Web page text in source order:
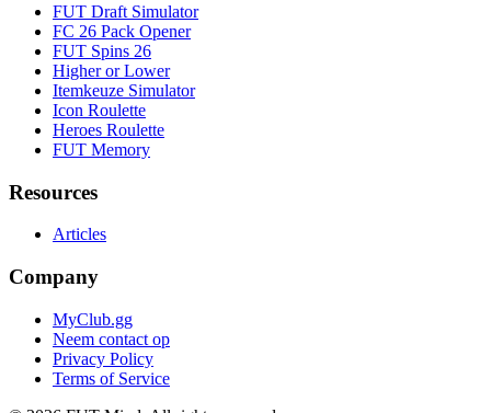
FUT Draft Simulator
FC 26 Pack Opener
FUT Spins 26
Higher or Lower
Itemkeuze Simulator
Icon Roulette
Heroes Roulette
FUT Memory
Resources
Articles
Company
MyClub.gg
Neem contact op
Privacy Policy
Terms of Service